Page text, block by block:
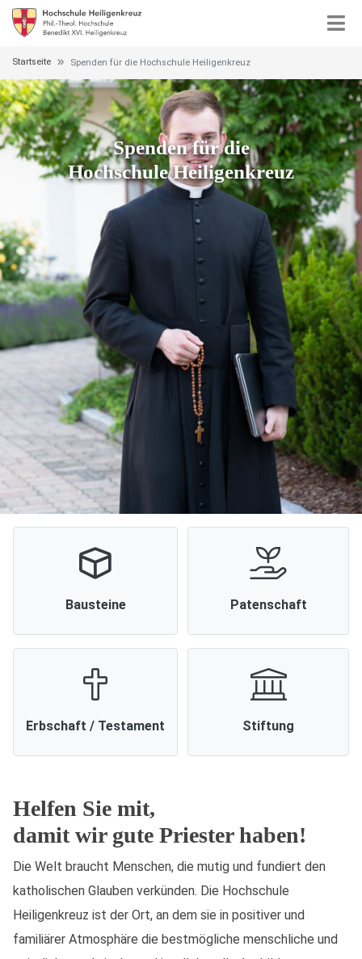
Startseite Spenden für die Hochschule Heiligenkreuz
Spenden für die
Hochschule Heiligenkreuz
Bausteine Patenschaft
Erbschaft / Testament Stiftung
Helfen Sie mit,
damit wir gute Priester haben!
Die Welt braucht Menschen, die mutig und fundiert den
katholischen Glauben verkünden. Die Hochschule
Heiligenkreuz ist der Ort, an dem sie in positiver und
familiärer Atmosphäre die bestmögliche menschliche und